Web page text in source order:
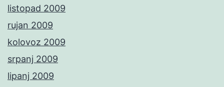
listopad 2009
rujan 2009
kolovoz 2009
srpanj 2009
lipanj 2009